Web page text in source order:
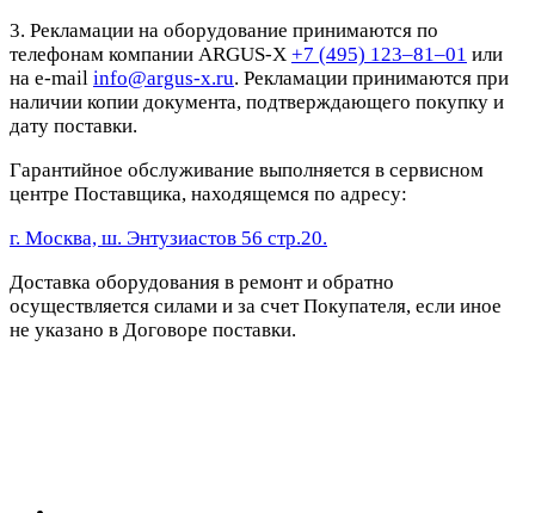
3. Рекламации на оборудование принимаются по
телефонам компании ARGUS-X +7 (495) 123–81–01 или
на e-mail info@argus-x.ru. Рекламации принимаются при
наличии копии документа, подтверждающего покупку и
дату поставки.
Гарантийное обслуживание выполняется в сервисном
центре Поставщика, находящемся по адресу:
г. Москва, ш. Энтузиастов 56 стр.20.
Доставка оборудования в ремонт и обратно
осуществляется силами и за счет Покупателя, если иное
не указано в Договоре поставки.